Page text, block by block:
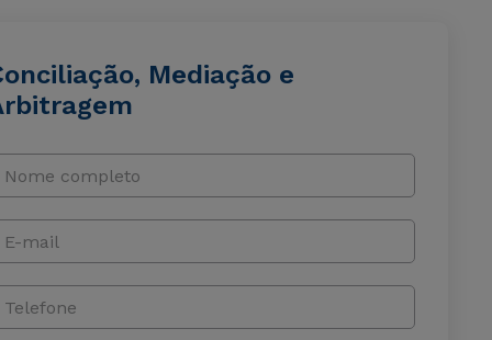
Mediação e
Nome completo
E-mail
Telefone